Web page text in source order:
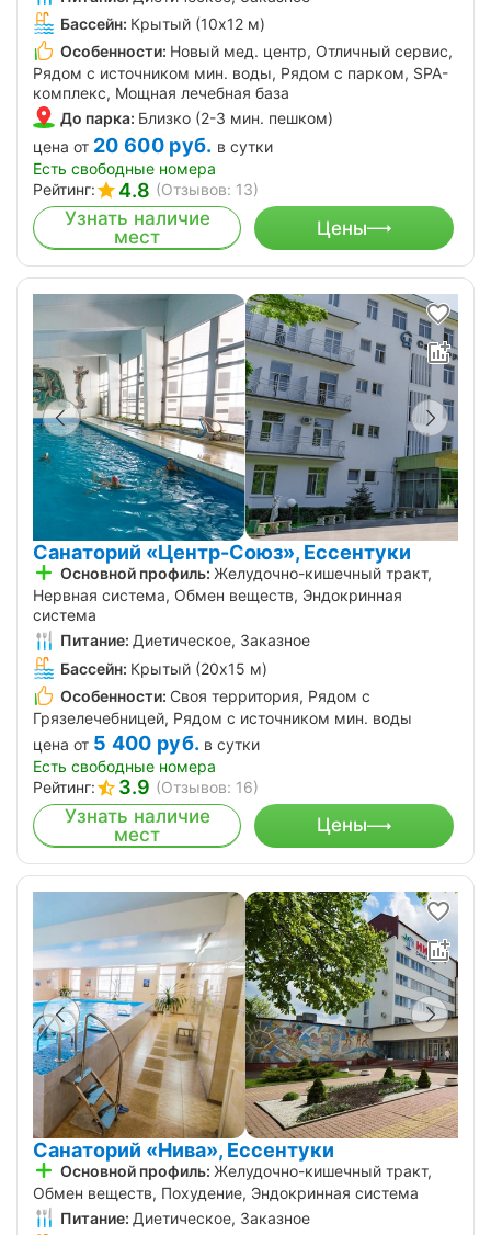
Бассейн: Крытый (10х12 м)
Особенности: Новый мед. центр, Отличный сервис,
Рядом с источником мин. воды, Рядом с парком, SPA-
комплекс, Мощная лечебная база
До парка: Близко (2-3 мин. пешком)
цена от 20 600 руб. в сутки
Есть свободные номера
Рейтинг:
4.8 (Отзывов: 13)
Узнать наличие
мест
Цены
Санаторий «Центр-Союз», Ессентуки
Основной профиль: Желудочно-кишечный тракт,
Нервная система, Обмен веществ, Эндокринная
система
Питание: Диетическое, Заказное
Бассейн: Крытый (20х15 м)
Особенности: Своя территория, Рядом с
Грязелечебницей, Рядом с источником мин. воды
цена от 5 400 руб. в сутки
Есть свободные номера
Рейтинг:
3.9 (Отзывов: 16)
Узнать наличие
мест
Цены
Санаторий «Нива», Ессентуки
Основной профиль: Желудочно-кишечный тракт,
Обмен веществ, Похудение, Эндокринная система
Питание: Диетическое, Заказное